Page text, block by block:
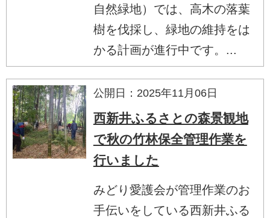
自然緑地）では、高木の落葉
樹を伐採し、緑地の維持をは
かる計画が進行中です。...
公開日：2025年11月06日
西新井ふるさとの森景観地
で秋の竹林保全管理作業を
行いました
みどり愛護会が管理作業のお
手伝いをしている西新井ふる